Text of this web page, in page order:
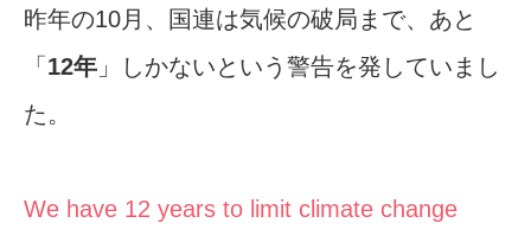
昨年の10月、国連は気候の破局まで、あと
「 12年 」しかないという警告を発していまし
た。
We have 12 years to limit climate change